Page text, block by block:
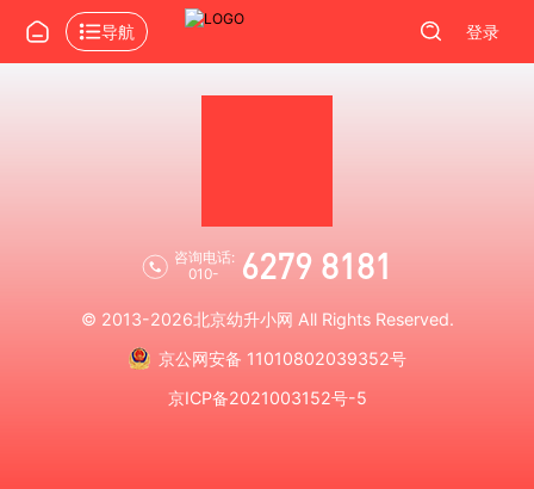
导航 登录
咨询电话:
010-
6279 8181
© 2013-2026北京幼升小网 All Rights Reserved.
京公网安备 11010802039352号
京ICP备2021003152号-5